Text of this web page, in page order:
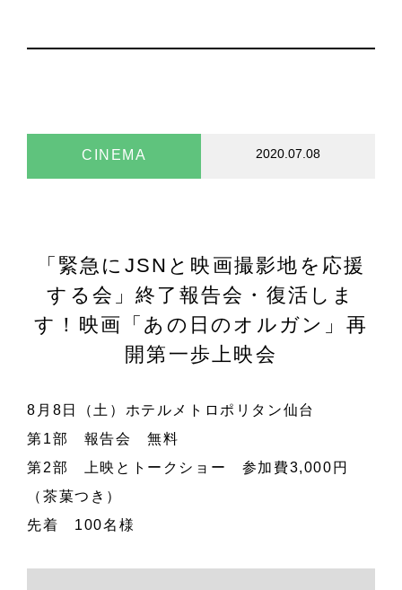
CINEMA 2020.07.08
「緊急にJSNと映画撮影地を応援
する会」終了報告会・復活しま
す！映画「あの日のオルガン」再
開第一歩上映会
8月8日（土）ホテルメトロポリタン仙台
第1部 報告会 無料
第2部 上映とトークショー 参加費3,000円
（茶菓つき）
先着 100名様